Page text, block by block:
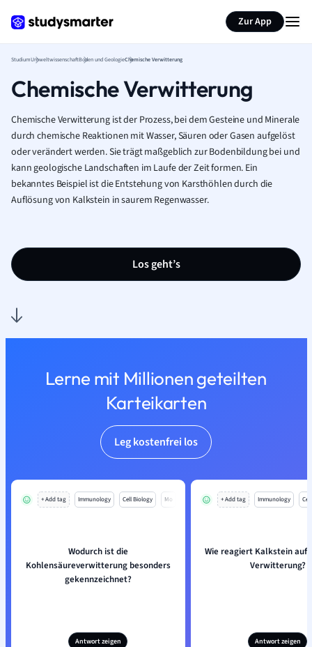
Zur App
StudiumUmweltwissenschaftBoden und GeologieChemische Verwitterung
Chemische Verwitterung
Chemische Verwitterung ist der Prozess, bei dem Gesteine und Minerale
durch chemische Reaktionen mit Wasser, Säuren oder Gasen aufgelöst
oder verändert werden. Sie trägt maßgeblich zur Bodenbildung bei und
kann geologische Landschaften im Laufe der Zeit formen. Ein
bekanntes Beispiel ist die Entstehung von Karsthöhlen durch die
Auflösung von Kalkstein in saurem Regenwasser.
Los geht’s
Lerne mit Millionen geteilten
Karteikarten
Leg kostenfrei los
+ Add tag Immunology Cell Biology Mo
Wodurch ist die
Kohlensäureverwitterung besonders
gekennzeichnet?
Antwort zeigen
+ Add tag Immunology
Wie reagiert Kalkstein auf
Verwitterung?
Antwort zeigen